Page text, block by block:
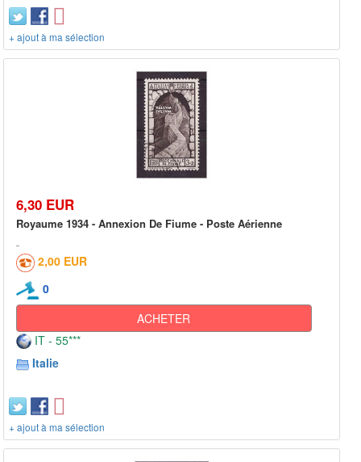
+ ajout à ma sélection
6,30 EUR
Royaume 1934 - Annexion De Fiume - Poste Aérienne
2,00 EUR
0
ACHETER
IT - 55***
Italie
+ ajout à ma sélection